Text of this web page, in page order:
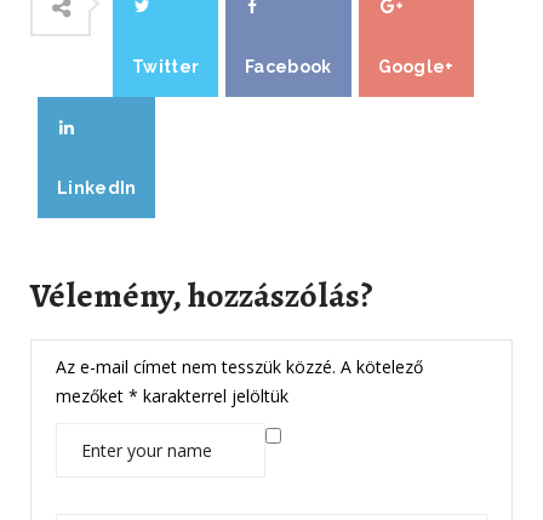
Twitter Facebook Google+
LinkedIn
Vélemény, hozzászólás?
Az e-mail címet nem tesszük közzé. A kötelező
mezőket * karakterrel jelöltük